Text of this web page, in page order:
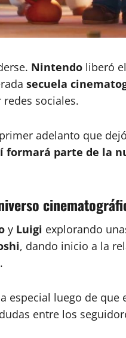
Nintendo liberó el
secuela
sociales.
adelanto que
formará parte de la
y Luigi explorando
, dando inicio a la
.
especial luego de que
entre los